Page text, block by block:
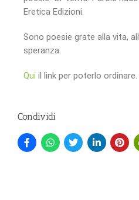
Eretica Edizioni.
Sono poesie grate alla vita,
speranza.
Qui il link per poterlo ordinare.
Condividi